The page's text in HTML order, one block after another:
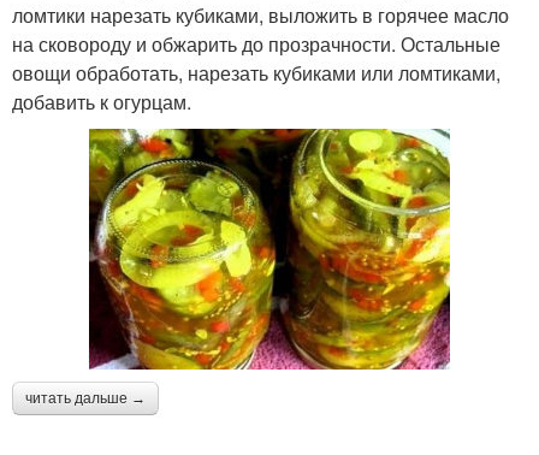
ломтики нарезать кубиками, выложить в горячее масло
на сковороду и обжарить до прозрачности. Остальные
овощи обработать, нарезать кубиками или ломтиками,
добавить к огурцам.
читать дальше →